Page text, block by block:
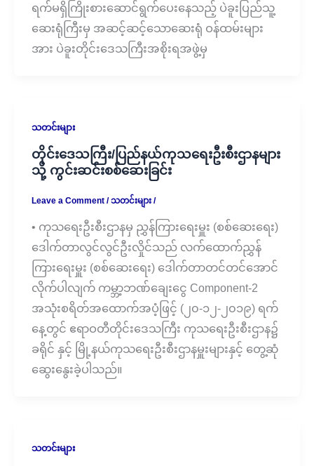
ရက်မရှိကြိုးစားဆောင်ရွက်ပေးနေသည့် ပဲခူးပြည်သူ့
ဆေးရုံကြီးမှ အဆင့်ဆင့်သောဆေးရုံ ဝန်ထမ်းများ
အား ပဲခူးတိုင်းဒေသကြီးအစိုးရအဖွဲ့မှ
သတင်းများ
တိုင်းဒေသကြီး/ပြည်နယ်ကုသရေးဦးစီးဌာနများ
သို့ ကွင်းဆင်းစစ်ဆေးခြင်း
Leave a Comment /သတင်းများ/
• ကုသရေးဦးစီးဌာနမှ ညွှန်ကြားရေးမှူး (စစ်ဆေးရေး)
ဒေါက်တာလွင်လွင်ဦးလှိုင်သည် လက်ထောက်ညွှန်
ကြားရေးမှူး (စစ်ဆေးရေး) ဒေါက်တာတင်တင်အောင်
လိုက်ပါလျက် ကမ္ဘာ့ဘဏ်ချေးငွေ Component-2
အသုံးစရိတ်အထောက်အပံ့ဖြင့် (၂၀-၁၂-၂၀၁၉) ရက်
နေ့တွင် ဧရာဝတီတိုင်းဒေသကြီး ကုသရေးဦးစီးဌာန၌
ခရိုင် နှင့် မြို့နယ်ကုသရေးဦးစီးဌာနမှူးများနှင့် တွေ့ဆုံ
ဆွေးနွေးခဲ့ပါသည်။
သတင်းများ